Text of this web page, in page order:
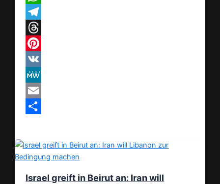
WhatsApp
Telegram
Threads
Pinterest
VK
MeWe
Email
Israel greift in Beirut an: Iran will